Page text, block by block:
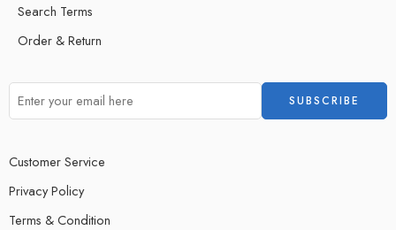
Search Terms
Order & Return
Customer Service
Privacy Policy
Terms & Condition